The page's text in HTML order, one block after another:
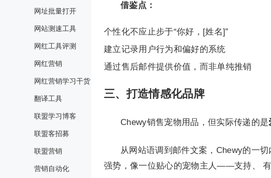
网址批量打开
网站测速工具
网红工具评测
网红营销
网红营销学习干货
翻译工具
联盟学习博客
联盟客招募
联盟营销
营销自动化
借鉴点：
个性化不应止步于“你好，[姓名]”
建立记录用户行为和偏好的系统
通过售后邮件提供价值，而非单纯推销
三、打造情感化品牌
Chewy销售宠物用品，但实际传递的是
从网站语调到邮件文案，Chewy的一
强势，像一位贴心的宠物主人——支持、 有